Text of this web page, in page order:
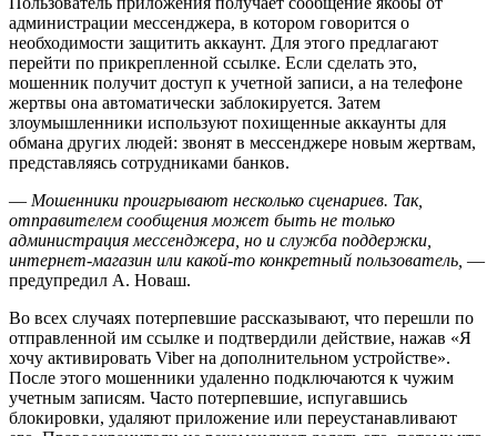
администрации мессенджера, в котором говорится о
необходимости защитить аккаунт. Для этого предлагают
перейти по прикрепленной ссылке. Если сделать это,
мошенник получит доступ к учетной записи, а на телефоне
жертвы она автоматически заблокируется. Затем
злоумышленники используют похищенные аккаунты для
обмана других людей: звонят в мессенджере новым жертвам,
представляясь сотрудниками банков.
— Мошенники проигрывают несколько сценариев. Так,
отправителем сообщения может быть не только
администрация мессенджера, но и служба поддержки,
интернет-магазин или какой-то конкретный пользователь, —
предупредил А. Новаш.
Во всех случаях потерпевшие рассказывают, что перешли по
отправленной им ссылке и подтвердили действие, нажав «Я
хочу активировать Viber на дополнительном устройстве».
После этого мошенники удаленно подключаются к чужим
учетным записям. Часто потерпевшие, испугавшись
блокировки, удаляют приложение или переустанавливают